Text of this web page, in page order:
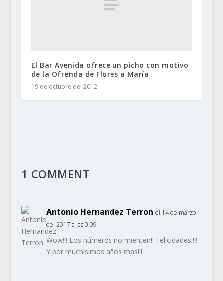
El Bar Avenida ofrece un picho con motivo
de la Ofrenda de Flores a María
19 de octubre del 2012
1 COMMENT
Antonio Hernandez Terron el 14 de marzo
del 2017 a las 0:09
Wow!!! Los números no mienten!! Felicidades!!!!
Y por muchísimos años mas!!!